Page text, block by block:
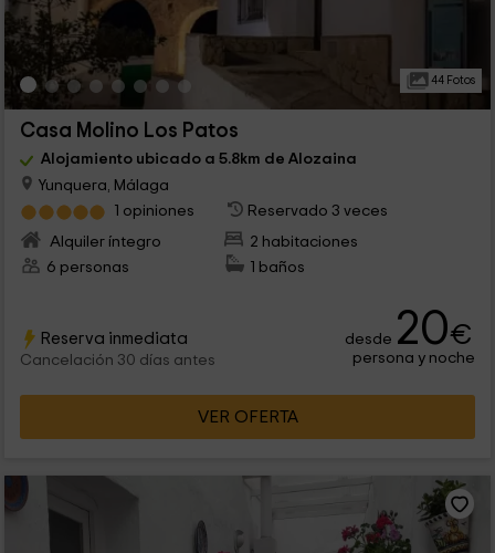
44 Fotos
Casa Molino Los Patos
Alojamiento ubicado a 5.8km de Alozaina
Yunquera, Málaga
1 opiniones
Reservado 3 veces
Alquiler íntegro
2 habitaciones
6 personas
1 baños
Reserva inmediata
Cancelación 30 días antes
desde 20€
persona y noche
VER OFERTA